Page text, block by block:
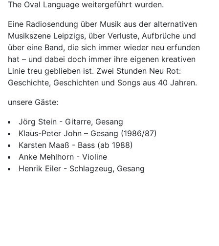
The Oval Language weitergeführt wurden.
Eine Radiosendung über Musik aus der alternativen
Musikszene Leipzigs, über Verluste, Aufbrüche und
über eine Band, die sich immer wieder neu erfunden
hat – und dabei doch immer ihre eigenen kreativen
Linie treu geblieben ist. Zwei Stunden Neu Rot:
Geschichte, Geschichten und Songs aus 40 Jahren.
unsere Gäste:
Jörg Stein - Gitarre, Gesang
Klaus-Peter John – Gesang (1986/87)
Karsten Maaß - Bass (ab 1988)
Anke Mehlhorn - Violine
Henrik Eiler - Schlagzeug, Gesang